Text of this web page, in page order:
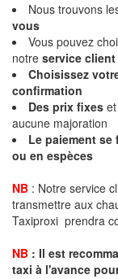
Nous trouvons
vous
Vous pouvez
notre service client
Choisissez
confirmation
Des prix fixes
aucune majoration
Le paiement se
ou en espèces
NB : Notre service
transmettre aux
Taxiproxi prendra
NB : Il est
taxi à l'avance